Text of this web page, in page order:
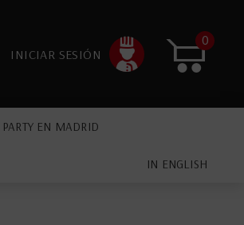
INICIAR SESIÓN
0
EN MADRID
IN ENGLISH